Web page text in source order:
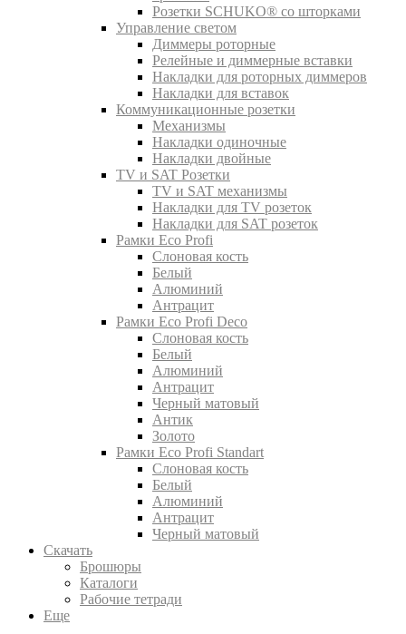
Розетки SCHUKO® со шторками
Управление светом
Диммеры роторные
Релейные и диммерные вставки
Накладки для роторных диммеров
Накладки для вставок
Коммуникационные розетки
Механизмы
Накладки одиночные
Накладки двойные
TV и SAT Розетки
TV и SAT механизмы
Накладки для TV розеток
Накладки для SAT розеток
Рамки Eco Profi
Слоновая кость
Белый
Алюминий
Антрацит
Рамки Eco Profi Deco
Слоновая кость
Белый
Алюминий
Антрацит
Черный матовый
Антик
Золото
Рамки Eco Profi Standart
Слоновая кость
Белый
Алюминий
Антрацит
Черный матовый
Скачать
Брошюры
Каталоги
Рабочие тетради
Еще